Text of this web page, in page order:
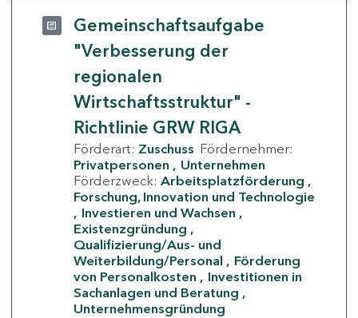
Gemeinschaftsaufgabe
"Verbesserung der
regionalen
Wirtschaftsstruktur" -
Richtlinie GRW RIGA
Förderart: Zuschuss Fördernehmer:
Privatpersonen
Unternehmen
Förderzweck: Arbeitsplatzförderung
Forschung, Innovation und Technologie
Investieren und Wachsen
Existenzgründung
Qualifizierung/Aus- und
Weiterbildung/Personal
Förderung
von Personalkosten
Investitionen in
Sachanlagen und Beratung
Unternehmensgründung